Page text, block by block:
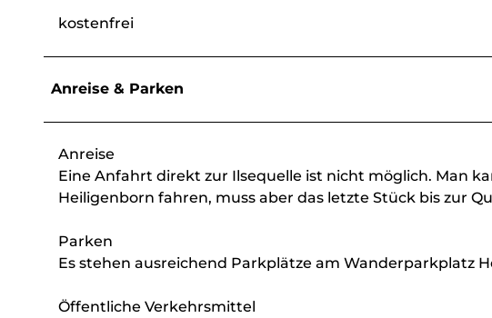
kostenfrei
Anreise & Parken
Anreise
Eine Anfahrt direkt zur Ilsequelle ist nicht möglich. Man
Heiligenborn fahren, muss aber das letzte Stück bis zur
Parken
Es stehen ausreichend Parkplätze am Wanderparkplatz
Öffentliche Verkehrsmittel